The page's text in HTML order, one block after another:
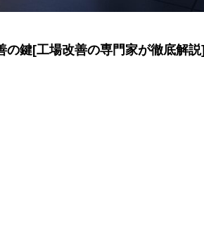
鍵[工場改善の専門家が徹底解説]